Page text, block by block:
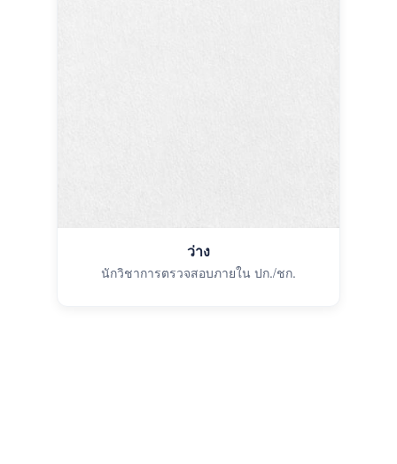
ว่าง
นักวิชาการตรวจสอบภายใน ปก./ชก.